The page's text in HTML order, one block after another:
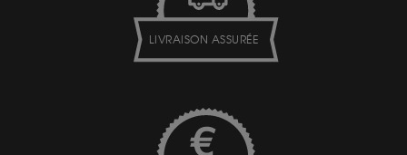
LIVRAISON ASSURÉE